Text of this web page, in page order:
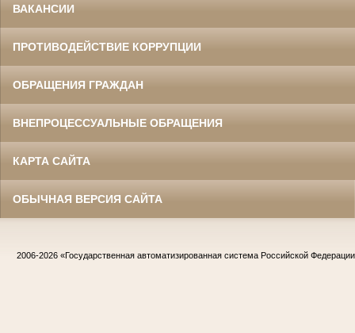
ВАКАНСИИ
ПРОТИВОДЕЙСТВИЕ КОРРУПЦИИ
ОБРАЩЕНИЯ ГРАЖДАН
ВНЕПРОЦЕССУАЛЬНЫЕ ОБРАЩЕНИЯ
КАРТА САЙТА
ОБЫЧНАЯ ВЕРСИЯ САЙТА
2006-2026 «Государственная автоматизированная система Российской